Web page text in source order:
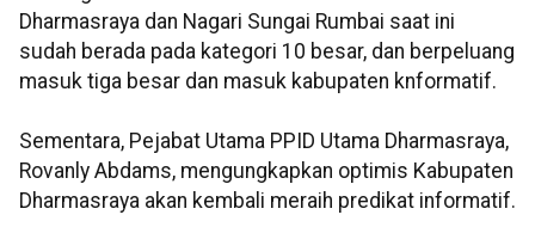
Dharmasraya dan Nagari Sungai Rumbai saat ini
sudah berada pada kategori 10 besar, dan berpeluang
masuk tiga besar dan masuk kabupaten knformatif.
Sementara, Pejabat Utama PPID Utama Dharmasraya,
Rovanly Abdams, mengungkapkan optimis Kabupaten
Dharmasraya akan kembali meraih predikat informatif.